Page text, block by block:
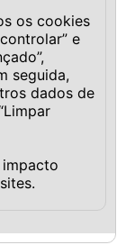
os cookies
e
seguida,
dados de